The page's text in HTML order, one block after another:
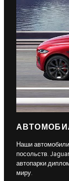
Наши
посольств.
автопарки
миру.